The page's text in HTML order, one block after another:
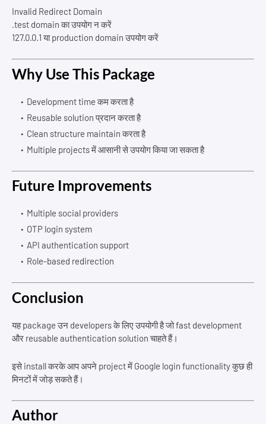
Invalid Redirect Domain
.test domain का उपयोग न करें
127.0.0.1 या production domain उपयोग करें
Why Use This Package
Development time कम करता है
Reusable solution प्रदान करता है
Clean structure maintain करता है
Multiple projects में आसानी से उपयोग किया जा सकता है
Future Improvements
Multiple social providers
OTP login system
API authentication support
Role-based redirection
Conclusion
यह package उन developers के लिए उपयोगी है जो fast development
और reusable authentication solution चाहते हैं।
इसे install करके आप अपने project में Google login functionality कुछ ही
मिनटों में जोड़ सकते हैं।
Author